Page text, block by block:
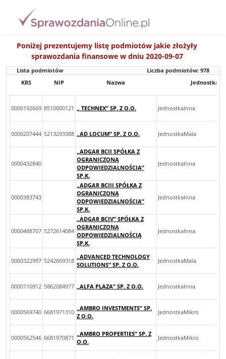
Poniżej prezentujemy listę podmiotów jakie złożyły
sprawozdania finansowe w dniu 2020-09-07
Lista podmiotów Liczba podmiotów: 978
KRS
NIP Nazwa Jednostka
0000192669 8510000121 „ TECHNEX” SP. Z O.O. JednostkaInna
0000207444 5213293388 „AD LOCUM” SP. Z O.O. JednostkaMala
0000432840
„ADGAR BCII SPÓŁKA Z
OGRANICZONĄ
ODPOWIEDZIALNOŚCIĄ”
SP.K.
JednostkaInna
0000383743
„ADGAR BCIII SPÓŁKA Z
OGRANICZONĄ
ODPOWIEDZIALNOŚCIĄ”
SP.K.
JednostkaInna
0000488707 5272614084
„ADGAR BCIV” SPÓŁKA Z
OGRANICZONĄ
ODPOWIEDZIALNOŚCIĄ
SP.K.
JednostkaInna
0000322997 5242669318
„ADVANCED TECHNOLOGY
SOLUTIONS” SP. Z O.O.
JednostkaMala
0000110912 5862084977 „ALFA PLAZA” SP. Z O.O. JednostkaInna
0000569740 6681971310
„AMBRO INVESTMENTS” SP.
Z O.O.
JednostkaMikro
0000562546 6681970871
„AMBRO PROPERTIES” SP. Z
O.O.
JednostkaMikro